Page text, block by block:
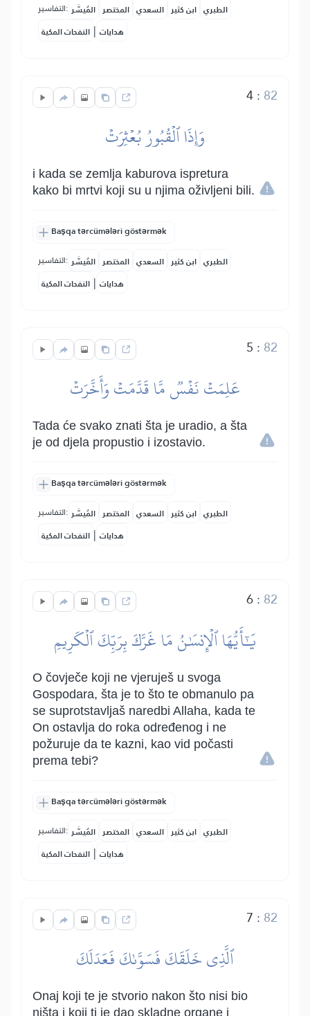
التفاسير: المُيسَّر المختصر السعدي ابن كثير الطبري
النفحات المكية | هدايات
4: 82
وَإِذَا ٱلۡقُبُورُ بُعۡثِرَتۡ
i kada se zemlja kaburova ispretura
kako bi mrtvi koji su u njima oživljeni bili.
Başqa tərcümələri göstərmək
التفاسير: المُيسَّر المختصر السعدي ابن كثير الطبري
النفحات المكية | هدايات
5 : 82
عَلِمَتۡ نَفۡسٞ مَّا قَدَّمَتۡ وَأَخَّرَتۡ
Tada će svako znati šta je uradio, a šta
je od djela propustio i izostavio.
Başqa tərcümələri göstərmək
التفاسير: المُيسَّر المختصر السعدي ابن كثير الطبري
النفحات المكية | هدايات
6: 82
يَٰٓأَيُّهَا ٱلۡإِنسَٰنُ مَا غَرَّكَ بِرَبِّكَ ٱلۡكَرِيمِ
O čovječe koji ne vjeruješ u svoga
Gospodara, šta je to što te obmanulo pa
se suprotstavljaš naredbi Allaha, kada te
On ostavlja do roka određenog i ne
požuruje da te kazni, kao vid počasti
prema tebi?
Başqa tərcümələri göstərmək
التفاسير: المُيسَّر المختصر السعدي ابن كثير الطبري
النفحات المكية | هدايات
7 : 82
ٱلَّذِي خَلَقَكَ فَسَوَّىٰكَ فَعَدَلَكَ
Onaj koji te je stvorio nakon što nisi bio
ništa i koji ti je dao skladne organe i